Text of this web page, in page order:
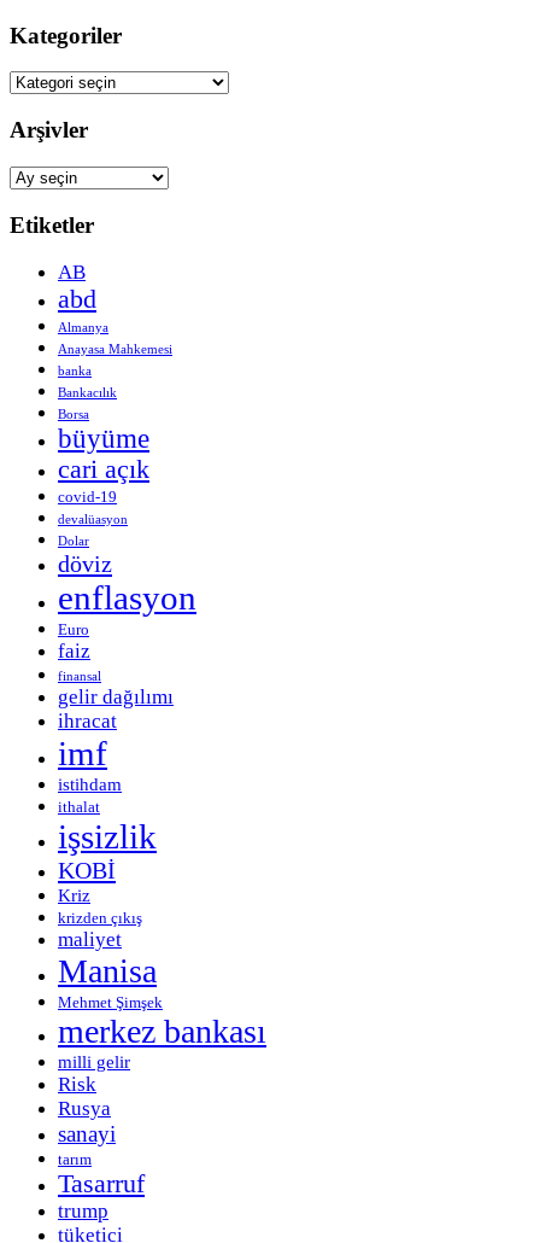
Kategoriler
Kategoriler
Arşivler
Arşivler
Etiketler
AB
abd
Almanya
Anayasa Mahkemesi
banka
Bankacılık
Borsa
büyüme
cari açık
covid-19
devalüasyon
Dolar
döviz
enflasyon
Euro
faiz
finansal
gelir dağılımı
ihracat
imf
istihdam
ithalat
işsizlik
KOBİ
Kriz
krizden çıkış
maliyet
Manisa
Mehmet Şimşek
merkez bankası
milli gelir
Risk
Rusya
sanayi
tarım
Tasarruf
trump
tüketici